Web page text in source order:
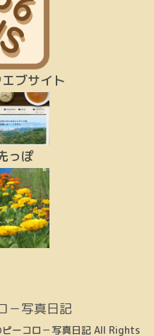
ブサイト
っぽ
－写真日記
ーコロ－写真日記 All Rights